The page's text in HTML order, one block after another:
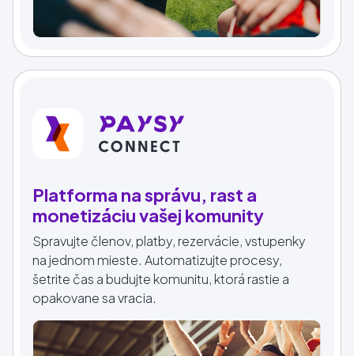
Platforma na správu, rast a
monetizáciu vašej komunity
Spravujte členov, platby, rezervácie, vstupenky
na jednom mieste. Automatizujte procesy,
šetrite čas a budujte komunitu, ktorá rastie a
opakovane sa vracia.